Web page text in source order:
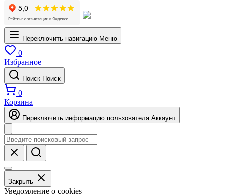
Переключить навигацию Меню
0
Избранное
Поиск Поиск
0
Корзина
Переключить информацию пользователя Аккаунт
Закрыть
Уведомление о cookies